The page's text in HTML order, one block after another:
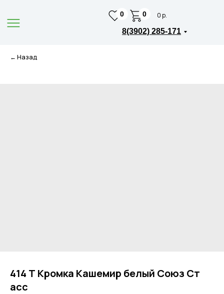
8(3902) 285-171
0 0 р.
0
← Назад
414 Т Кромка Кашемир белый Союз Ст
асс